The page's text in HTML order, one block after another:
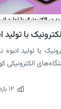
با تولید
با تولید
الکترونیکی
12